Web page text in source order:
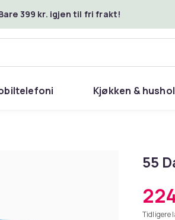
399 kr. igjen til fri frakt!
Kjøkken &
55
Tidligere